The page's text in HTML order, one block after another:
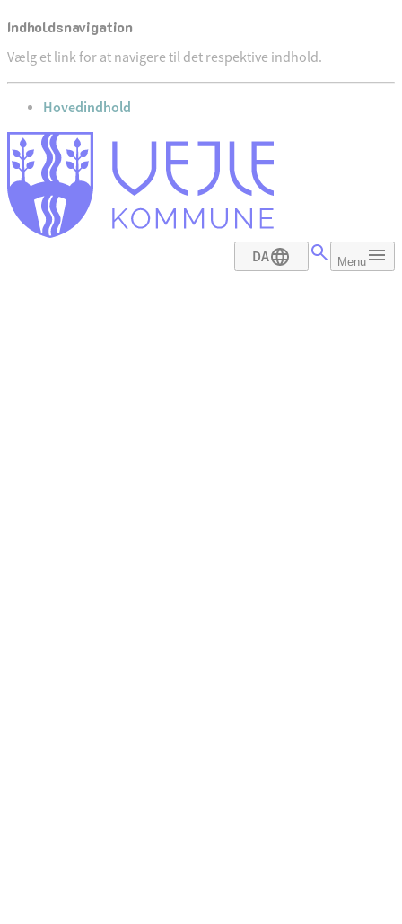
Indholdsnavigation
Vælg et link for at navigere til det respektive indhold.
gå til
Hovedindhold
DA Menu